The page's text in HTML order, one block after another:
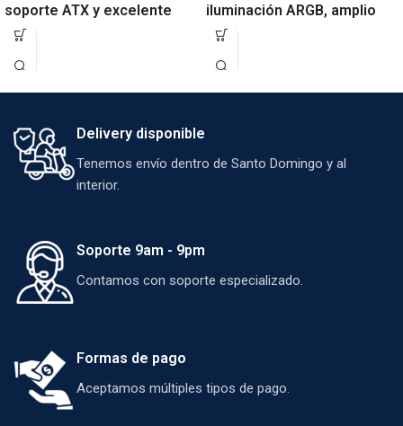
soporte ATX y excelente
flujo de aire con
iluminación ARGB, amplio
espacio interno, excelente
con hardware de alto
rendimiento, ideal para
Delivery disponible
Tenemos envío dentro de Santo Domingo y al
interior.
Soporte 9am - 9pm
Contamos con soporte especializado.
Formas de pago
Aceptamos múltiples tipos de pago.